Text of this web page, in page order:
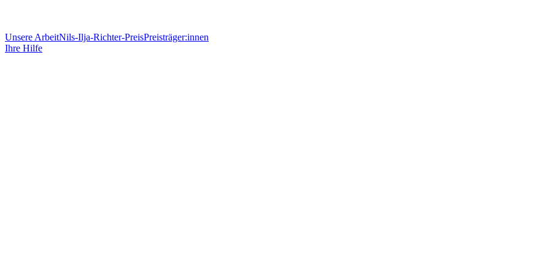
Unsere ArbeitNils-Ilja-Richter-PreisPreisträger:innen
Ihre Hilfe